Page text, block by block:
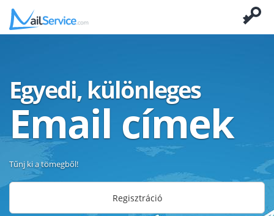
Egyedi, különleges
Email címek
Tűnj ki a tömegből!
Regisztráció